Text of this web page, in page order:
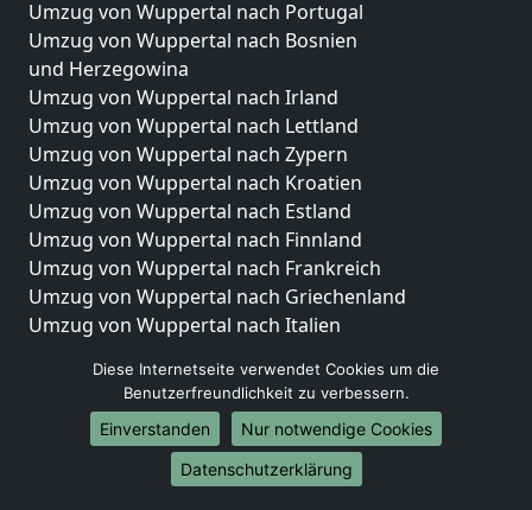
Umzug von Wuppertal nach Portugal
Umzug von Wuppertal nach Bosnien
und Herzegowina
Umzug von Wuppertal nach Irland
Umzug von Wuppertal nach Lettland
Umzug von Wuppertal nach Zypern
Umzug von Wuppertal nach Kroatien
Umzug von Wuppertal nach Estland
Umzug von Wuppertal nach Finnland
Umzug von Wuppertal nach Frankreich
Umzug von Wuppertal nach Griechenland
Umzug von Wuppertal nach Italien
Umzug von Wuppertal nach Luxemburg
Umzug von Wuppertal nach Niederlande
Umzug von Wuppertal nach Norwegen
Umzüge-Deutschlandweit
Diese Internetseite verwendet Cookies um die
Benutzerfreundlichkeit zu verbessern.
Einverstanden
Nur notwendige Cookies
Datenschutzerklärung